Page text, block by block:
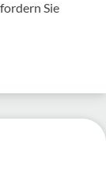
Sie